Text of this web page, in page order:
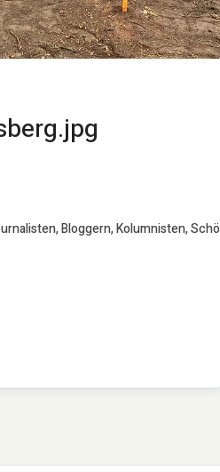
Bloggern, Kolumnisten,